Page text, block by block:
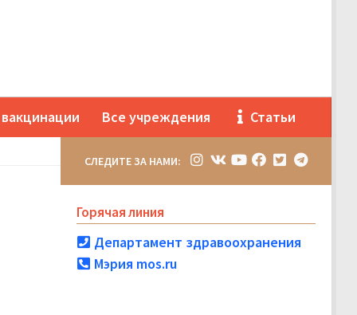
Все учреждения Статьи
СЛЕДИТЕ ЗА НАМИ:
Горячая линия
Департамент здравоохранения
Мэрия mos.ru